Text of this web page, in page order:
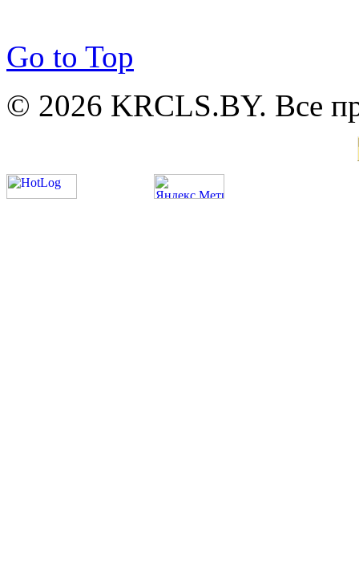
Go to Top
© 2026 KRCLS.BY. Все